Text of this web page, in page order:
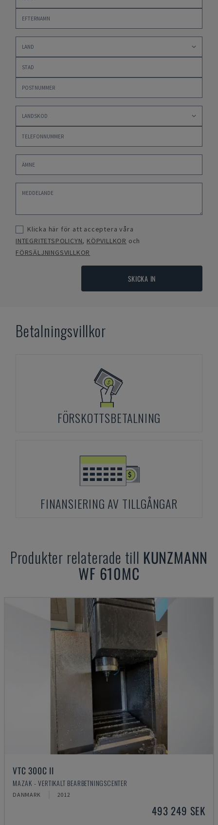
Klicka här för att acceptera våra
INTEGRITETSPOLICYN, KÖPVILLKOR och
FÖRSÄLJNINGSVILLKOR
SKICKA IN
Betalningsvillkor
FÖRSKOTTSBETALNING
FINANSIERING AV TILLGÅNGAR
Produkter relaterade till KUNZMANN
WF 610MC
VTC 300C II
MAZAK - VERTIKALT BEARBETNINGSCENTER
DANMARK 2012
493 249 SEK